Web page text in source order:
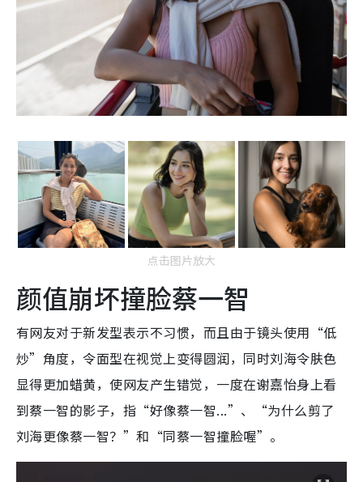
点击图片放大
颜值崩坏撞脸蔡一智
有网友对于新发型表示不习惯，而且由于镜头使用“低
炒”角度，令面型在视觉上变得圆润，同时刘海令肤色
显得更加蜡黄，使网友产生错觉，一度在谢嘉怡身上看
到蔡一智的影子，指“好像蔡一智...”、“为什么剪了
刘海更像蔡一智？”和“同蔡一智撞脸喔”。